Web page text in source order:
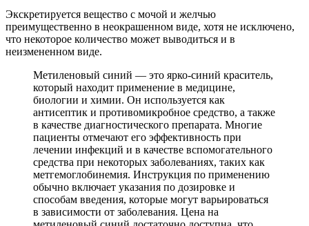
Экскретируется вещество с мочой и желчью
преимущественно в неокрашенном виде, хотя не исключено,
что некоторое количество может выводиться и в
неизмененном виде.
Метиленовый синий — это ярко-синий краситель,
который находит применение в медицине,
биологии и химии. Он используется как
антисептик и противомикробное средство, а также
в качестве диагностического препарата. Многие
пациенты отмечают его эффективность при
лечении инфекций и в качестве вспомогательного
средства при некоторых заболеваниях, таких как
метгемоглобинемия. Инструкция по применению
обычно включает указания по дозировке и
способам введения, которые могут варьироваться
в зависимости от заболевания. Цена на